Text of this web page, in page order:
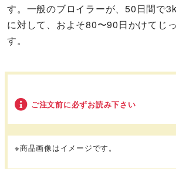
す。一般のブロイラーが、50日間で
に対して、およそ80〜90日かけてじ
す。
ご注文前に必ずお読み下さい
※商品画像はイメージです。